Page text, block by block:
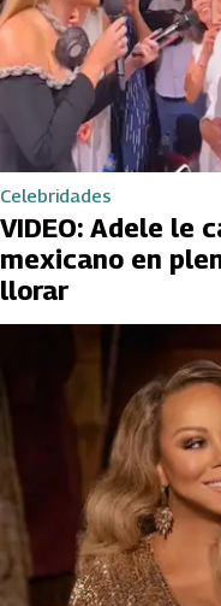
Celebridades
VIDEO: Adele le
mexicano en
llorar